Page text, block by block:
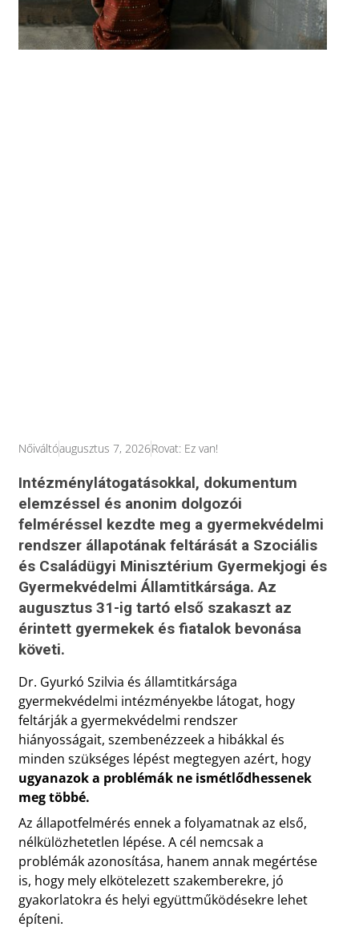
Nőiváltóaugusztus 7, 2026Rovat: Ez van!
Intézménylátogatásokkal, dokumentum
elemzéssel és anonim dolgozói
felméréssel kezdte meg a gyermekvédelmi
rendszer állapotának feltárását a Szociális
és Családügyi Minisztérium Gyermekjogi és
Gyermekvédelmi Államtitkársága. Az
augusztus 31-ig tartó első szakaszt az
érintett gyermekek és fiatalok bevonása
követi.
Dr. Gyurkó Szilvia és államtitkársága
gyermekvédelmi intézményekbe látogat, hogy
feltárják a gyermekvédelmi rendszer
hiányosságait, szembenézzeek a hibákkal és
minden szükséges lépést megtegyen azért, hogy
ugyanazok a problémák ne ismétlődhessenek
meg többé.
Az állapotfelmérés ennek a folyamatnak az első,
nélkülözhetetlen lépése. A cél nemcsak a
problémák azonosítása, hanem annak megértése
is, hogy mely elkötelezett szakemberekre, jó
gyakorlatokra és helyi együttműködésekre lehet
építeni.